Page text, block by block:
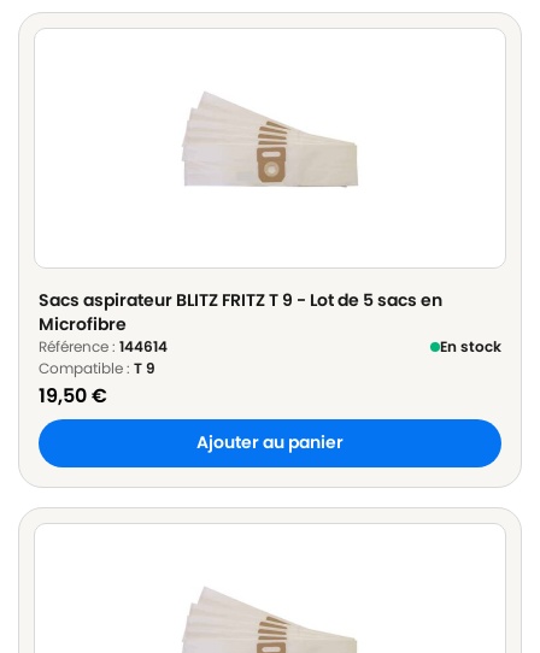
Sacs aspirateur BLITZ FRITZ T 9 - Lot de 5 sacs en
Microfibre
Référence : 144614
En stock
Compatible : T 9
19,50€
Ajouter au panier